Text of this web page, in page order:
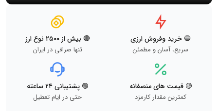
🔵 خرید وفروش ارزی
سریع، آسان و مطمئن
🔴 بیش از ۲۵۰۰ نوع ارز
تنها صرافی در ایران
🟡 قیمت های منصفانه
کمترین مقدار کارمزد
🟢 پشتیبانی ۲۴ ساعته
حتی در ایام تعطیل